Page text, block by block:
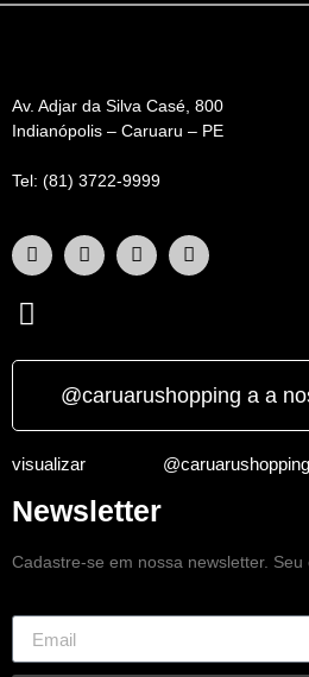
Av. Adjar da Silva Casé, 800
Indianópolis – Caruaru – PE
Tel: (81) 3722-9999
@caruarushopping a a
visualizar @caruarushopping
Newsletter
Cadastre-se em nossa newsletter.